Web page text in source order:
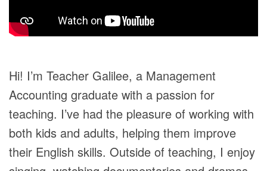
Hi! I’m Teacher Galilee, a Management
Accounting graduate with a passion for
teaching. I’ve had the pleasure of working with
both kids and adults, helping them improve
their English skills. Outside of teaching, I enjoy